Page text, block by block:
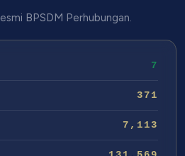
BPSDM Perhubungan.
7
371
7,113